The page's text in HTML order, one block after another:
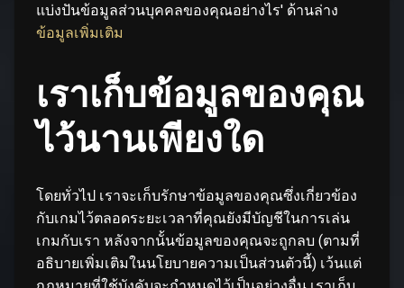
แบ่งปันข้อมูลส่วนบุคคลของคุณอย่างไร' ด้านล่าง
ข้อมูลเพิ่มเติม
เราเก็บข้อมูลของคุณ
ไว้นานเพียงใด
โดยทั่วไป เราจะเก็บรักษาข้อมูลของคุณซึ่งเกี่ยวข้อง
กับเกมไว้ตลอดระยะเวลาที่คุณยังมีบัญชีในการเล่น
เกมกับเรา หลังจากนั้นข้อมูลของคุณจะถูกลบ (ตามที่
อธิบายเพิ่มเติมในนโยบายความเป็นส่วนตัวนี้) เว้นแต่